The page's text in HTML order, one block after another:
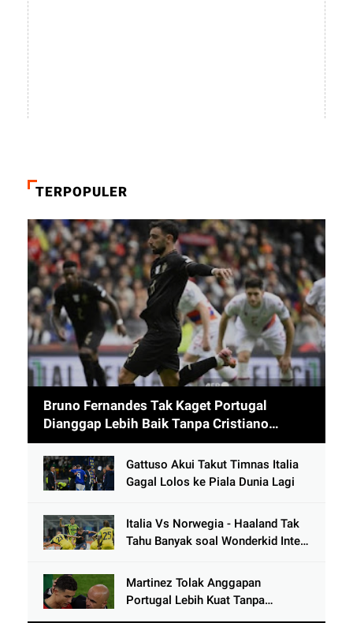
TERPOPULER
Bruno Fernandes Tak Kaget Portugal
Dianggap Lebih Baik Tanpa Cristiano
Ronaldo usai Cetak 9 Gol
Gattuso Akui Takut Timnas Italia
Gagal Lolos ke Piala Dunia Lagi
Italia Vs Norwegia - Haaland Tak
Tahu Banyak soal Wonderkid Inter
Martinez Tolak Anggapan
Portugal Lebih Kuat Tanpa